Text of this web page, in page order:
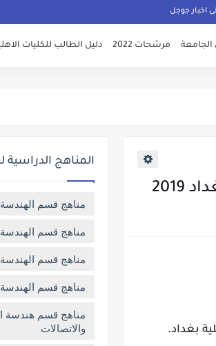
اخبار جوجل
الجامعة مرشحات 2022 دليل الطالب للكليات
بغداد.
المناهج الدراسية
مناهج قسم الهندسة
مناهج قسم الهندسة
مناهج قسم الهندسة
مناهج قسم الهندسة
مناهج قسم هندسة
والاتصالات